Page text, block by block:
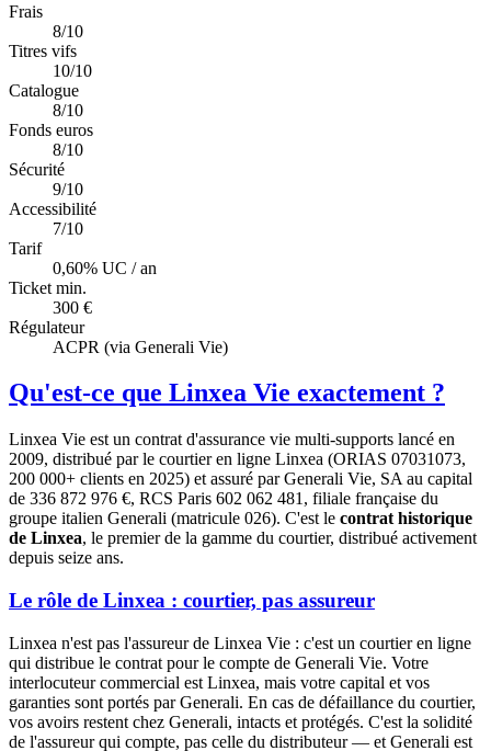
Frais
8/10
Titres vifs
10/10
Catalogue
8/10
Fonds euros
8/10
Sécurité
9/10
Accessibilité
7/10
Tarif
0,60% UC / an
Ticket min.
300 €
Régulateur
ACPR (via Generali Vie)
Qu'est-ce que Linxea Vie exactement ?
Linxea Vie est un contrat d'assurance vie multi-supports lancé en
2009, distribué par le courtier en ligne Linxea (ORIAS 07031073,
200 000+ clients en 2025) et assuré par Generali Vie, SA au capital
de 336 872 976 €, RCS Paris 602 062 481, filiale française du
groupe italien Generali (matricule 026). C'est le contrat historique
de Linxea, le premier de la gamme du courtier, distribué activement
depuis seize ans.
Le rôle de Linxea : courtier, pas assureur
Linxea n'est pas l'assureur de Linxea Vie : c'est un courtier en ligne
qui distribue le contrat pour le compte de Generali Vie. Votre
interlocuteur commercial est Linxea, mais votre capital et vos
garanties sont portés par Generali. En cas de défaillance du courtier,
vos avoirs restent chez Generali, intacts et protégés. C'est la solidité
de l'assureur qui compte, pas celle du distributeur — et Generali est